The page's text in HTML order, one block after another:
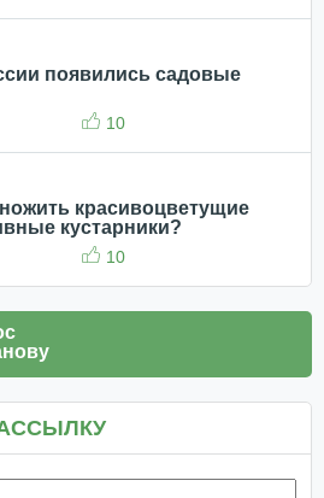
появились садовые
10
красивоцветущие
кустарники?
10